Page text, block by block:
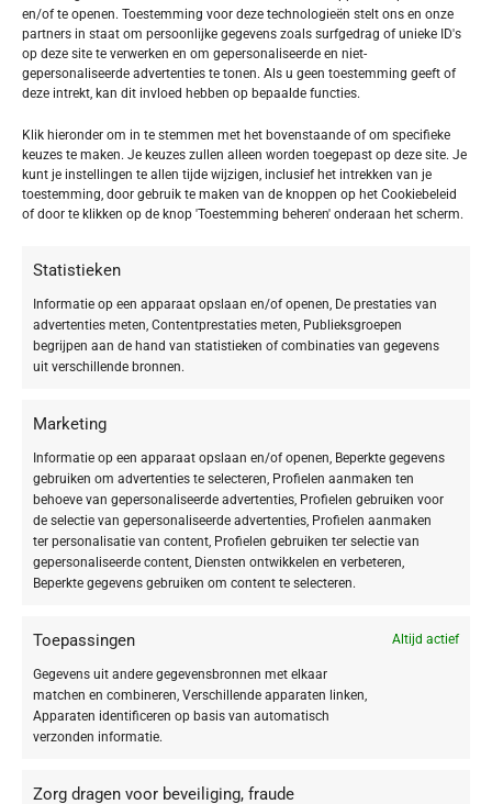
en/of te openen. Toestemming voor deze technologieën stelt ons en onze
partners in staat om persoonlijke gegevens zoals surfgedrag of unieke ID's
op deze site te verwerken en om gepersonaliseerde en niet-
gepersonaliseerde advertenties te tonen. Als u geen toestemming geeft of
deze intrekt, kan dit invloed hebben op bepaalde functies.
Klik hieronder om in te stemmen met het bovenstaande of om specifieke
keuzes te maken. Je keuzes zullen alleen worden toegepast op deze site. Je
kunt je instellingen te allen tijde wijzigen, inclusief het intrekken van je
toestemming, door gebruik te maken van de knoppen op het Cookiebeleid
of door te klikken op de knop 'Toestemming beheren' onderaan het scherm.
Statistieken
Informatie op een apparaat opslaan en/of openen, De prestaties van
advertenties meten, Contentprestaties meten, Publieksgroepen
begrijpen aan de hand van statistieken of combinaties van gegevens
uit verschillende bronnen.
Marketing
Informatie op een apparaat opslaan en/of openen, Beperkte gegevens
gebruiken om advertenties te selecteren, Profielen aanmaken ten
behoeve van gepersonaliseerde advertenties, Profielen gebruiken voor
de selectie van gepersonaliseerde advertenties, Profielen aanmaken
ter personalisatie van content, Profielen gebruiken ter selectie van
gepersonaliseerde content, Diensten ontwikkelen en verbeteren,
Beperkte gegevens gebruiken om content te selecteren.
Toepassingen Altijd actief
Gegevens uit andere gegevensbronnen met elkaar
matchen en combineren, Verschillende apparaten linken,
Apparaten identificeren op basis van automatisch
verzonden informatie.
Zorg dragen voor beveiliging, fraude
TOEPASSING
Gezicht
SOORT PRODUCT
Serum
Cream
Maskers
HUIDTYPE
39,90 € 31,92
€67,90
BABOR SKINOVAGE Vitalizing Cream
BABOR SKINOVAGE Classics